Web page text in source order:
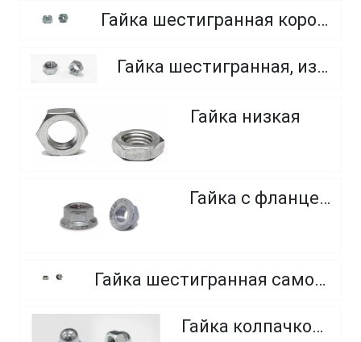
Гайка шестигранная корончатая прорезная, класс прочности 6.0, 8.0 и 10.0
Гайка шестигранная, из нержавеющей стали A2 и A4
Гайка низкая
Гайка с фланцем
Гайка шестигранная самоконтрящаяся, с нейлоновым кольцом, из нержавеющей стали
Гайка колпачковая